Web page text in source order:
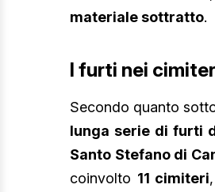
materiale sottratto.
I furti nei
Secondo quanto
lunga serie di furti
Santo Stefano di
coinvolto 11 cimiteri